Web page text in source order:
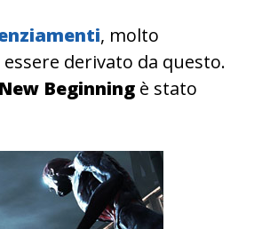
, molto
derivato da questo.
Beginning è stato